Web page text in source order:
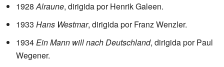
1928Alraune, dirigida por Henrik Galeen.
1933 Hans Westmar, dirigida por Franz Wenzler.
1934Ein Mann will nach Deutschland, dirigida por Paul
Wegener.